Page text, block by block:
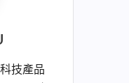
技產品